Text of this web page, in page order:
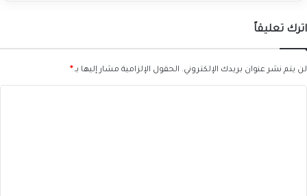
اترك تعليقاً
لن يتم نشر عنوان بريدك الإلكتروني. الحقول الإلزامية مشار إليها بـ *